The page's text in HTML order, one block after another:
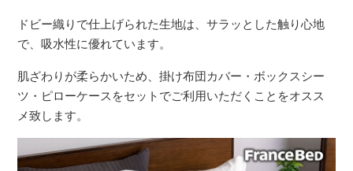
ドビー織りで仕上げられた生地は、サラッとした触り心地
で、吸水性に優れています。
肌ざわりが柔らかいため、掛け布団カバー・ボックスシー
ツ・ピローケースをセットでご利用いただくことをオスス
メ致します。